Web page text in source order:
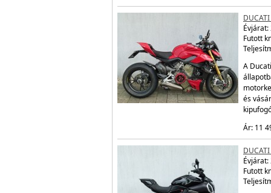
DUCATI
Évjárat:
Futott
A
és
Ár: 11
Évjárat:
Futott